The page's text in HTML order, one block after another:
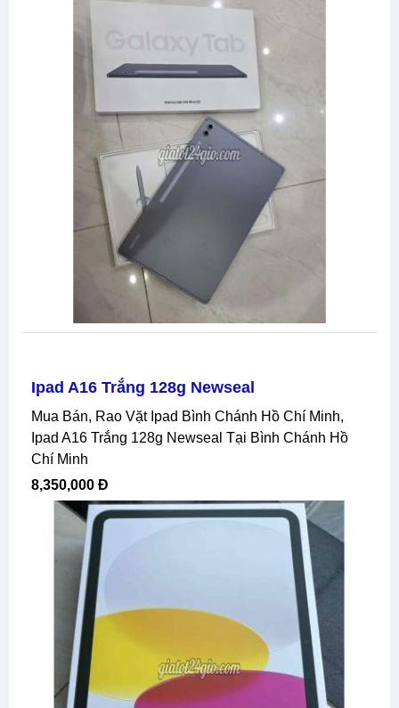
Ipad A16 Trắng 128g Newseal
Mua Bán, Rao Vặt Ipad Bình Chánh Hồ Chí Minh,
Ipad A16 Trắng 128g Newseal Tại Bình Chánh Hồ
Chí Minh
8,350,000 Đ